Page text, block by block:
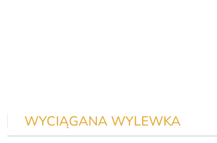
WYCIĄGANA WYLEWKA